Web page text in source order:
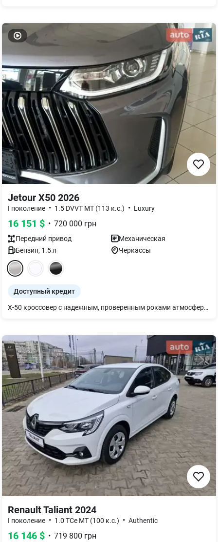
Jetour X50 2026
I поколение • 1.5 DVVT MT (113 к.с.) • Luxury
16 151 $ • 720 000 грн
Передний привод
Механическая
Бензин, 1.5л Черкассы
Доступный кредит
X-50 кроссовер с надежным, проверенным роками атмосферным двигателем 1.5 и оцинкованным кузовом. Хорошая комплектация. Самая большая гарантия в своем классе и наиболее адекватная цена. Двигатель имеет чугунный блок цилиндров, что позволяет долгие годы не беспокоиться о случайном качестве топлива и позволяет даже установить ГАЗовое оборудование. Очень удобный, вместительный салон и приятные материалы салона. Автомобиль смело можно использовать как для семьи, так и для работы, где есть большие пробеги. Приглашаем на знакомство. Звоните.
Renault Taliant 2024
I поколение • 1.0 TCe MT (100 к.с.) • Authentic
16 146 $ • 719 800 грн